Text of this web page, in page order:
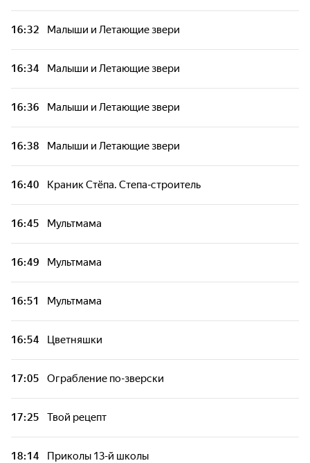
16:32 Малыши и Летающие звери
16:34 Малыши и Летающие звери
16:36 Малыши и Летающие звери
16:38 Малыши и Летающие звери
16:40 Краник Стёпа. Степа-строитель
16:45 Мультмама
16:49 Мультмама
16:51 Мультмама
16:54 Цветняшки
17:05 Ограбление по-зверски
17:25 Твой рецепт
18:14 Приколы 13-й школы